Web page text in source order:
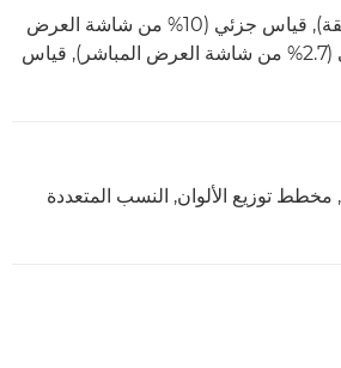
قياس تقديري (315 منطقة), قياس جزئي (10% من شاشة العرض
المباشر), قياس موضعي (2.7% من شاشة العرض المباشر), قياس
توزيع الألوان, النسب المتعددة